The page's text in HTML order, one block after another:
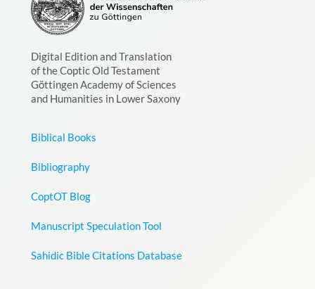
Digital Edition and Translation
of the Coptic Old Testament
Göttingen Academy of Sciences
and Humanities in Lower Saxony
Biblical Books
Bibliography
CoptOT Blog
Manuscript Speculation Tool
Sahidic Bible Citations Database